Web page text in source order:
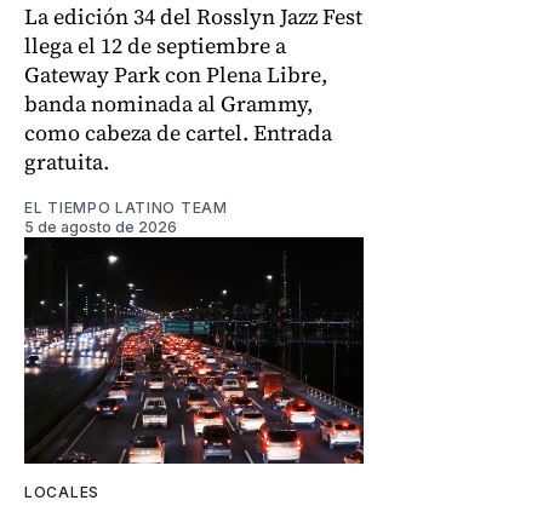
La edición 34 del Rosslyn Jazz Fest
llega el 12 de septiembre a
Gateway Park con Plena Libre,
banda nominada al Grammy,
como cabeza de cartel. Entrada
gratuita.
EL TIEMPO LATINO TEAM
5 de agosto de 2026
LOCALES